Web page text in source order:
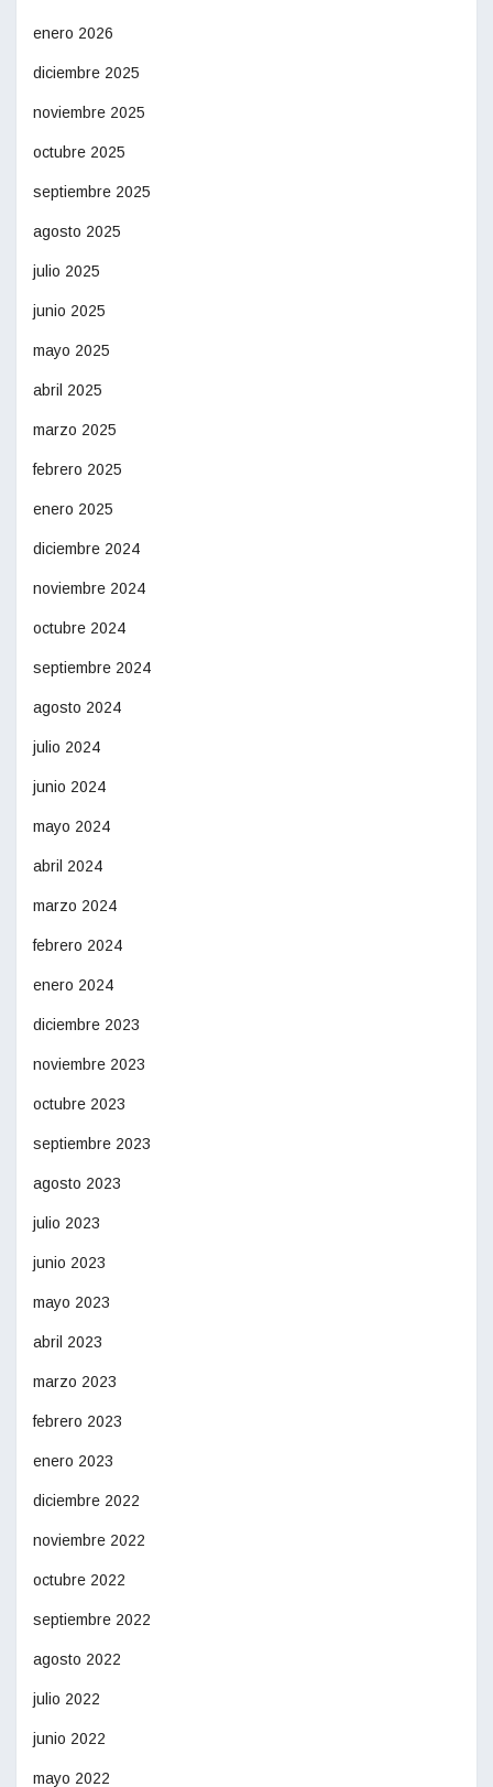
enero 2026
diciembre 2025
noviembre 2025
octubre 2025
septiembre 2025
agosto 2025
julio 2025
junio 2025
mayo 2025
abril 2025
marzo 2025
febrero 2025
enero 2025
diciembre 2024
noviembre 2024
octubre 2024
septiembre 2024
agosto 2024
julio 2024
junio 2024
mayo 2024
abril 2024
marzo 2024
febrero 2024
enero 2024
diciembre 2023
noviembre 2023
octubre 2023
septiembre 2023
agosto 2023
julio 2023
junio 2023
mayo 2023
abril 2023
marzo 2023
febrero 2023
enero 2023
diciembre 2022
noviembre 2022
octubre 2022
septiembre 2022
agosto 2022
julio 2022
junio 2022
mayo 2022